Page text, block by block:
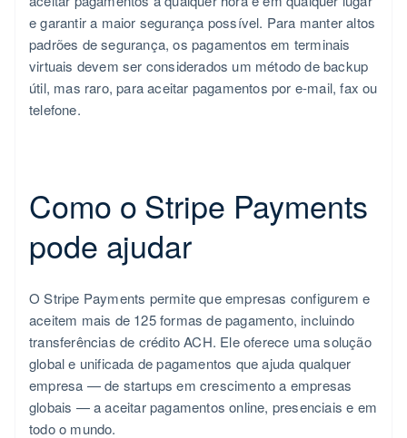
e garantir a maior segurança possível. Para manter altos
padrões de segurança, os pagamentos em terminais
virtuais devem ser considerados um método de backup
útil, mas raro, para aceitar pagamentos por e-mail, fax ou
telefone.
Como o Stripe Payments
pode ajudar
O Stripe Payments permite que empresas configurem e
aceitem mais de 125 formas de pagamento, incluindo
transferências de crédito ACH. Ele oferece uma solução
global e unificada de pagamentos que ajuda qualquer
empresa — de startups em crescimento a empresas
globais — a aceitar pagamentos online, presenciais e em
todo o mundo.